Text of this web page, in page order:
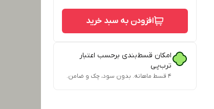
افزودن به سبد خرید
امکان قسط‌بندی برحسب اعتبار
ترب‌پی
۴ قسط ماهانه. بدون سود، چک و ضامن.